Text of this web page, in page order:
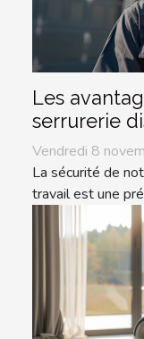
Les
serrurerie
Vendredi 8
La sécurité de
travail est une